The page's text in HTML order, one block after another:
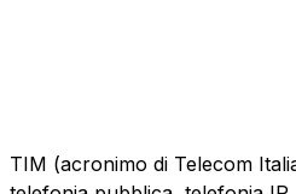
TIM (acronimo di Telecom